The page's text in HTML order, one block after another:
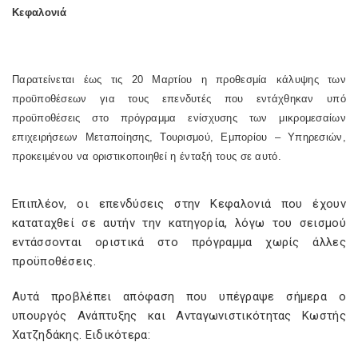
Κεφαλονιά
Παρατείνεται έως τις 20 Μαρτίου η προθεσμία κάλυψης των
προϋποθέσεων για τους επενδυτές που εντάχθηκαν υπό
προϋποθέσεις στο πρόγραμμα ενίσχυσης των μικρομεσαίων
επιχειρήσεων Μεταποίησης, Τουρισμού, Εμπορίου – Υπηρεσιών,
προκειμένου να οριστικοποιηθεί η ένταξή τους σε αυτό.
Επιπλέον, οι επενδύσεις στην Κεφαλονιά που έχουν
καταταχθεί σε αυτήν την κατηγορία, λόγω του σεισμού
εντάσσονται οριστικά στο πρόγραμμα χωρίς άλλες
προϋποθέσεις.
Αυτά προβλέπει απόφαση που υπέγραψε σήμερα ο
υπουργός Ανάπτυξης και Ανταγωνιστικότητας Κωστής
Χατζηδάκης. Ειδικότερα: